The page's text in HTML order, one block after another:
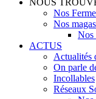
NOUS
Nos
Nos
Nos
ACTUS
Actualités
On parle
Incollables
Réseaux